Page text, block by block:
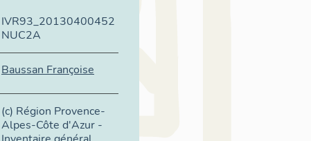
IVR93_20130400452
NUC2A
Baussan Françoise
(c) Région Provence-
Alpes-Côte d'Azur -